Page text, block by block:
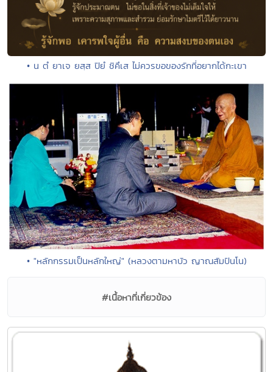
• น ตํ ยาเจ ยสฺส ปิยํ ชิคึเส ไม่ควรขอของรักที่อยากได้กะเขา
• "หลักกรรมเป็นหลักใหญ่" (หลวงตามหาบัว ญาณสัมปันโน)
#เนื้อหาที่เกี่ยวข้อง